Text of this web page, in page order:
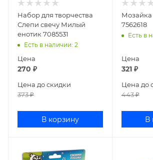
Набор для творчества
Слепи свечу Милый
енотик 7085531
Есть в наличии: 2
Цена
270 ₽
Цена до скидки
373₽
В корзину
Мозайка
7562618
Есть в
Цена
321₽
Цена до
443₽
В